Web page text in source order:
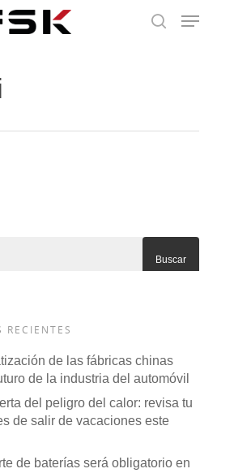
RECIENTES
de las fábricas chinas
de la industria del automóvil
del peligro del calor: revisa tu
de salir de vacaciones este
de baterías será obligatorio en